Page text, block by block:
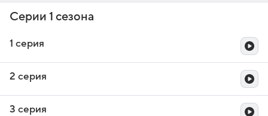
Серии 1 сезона
1 серия
2 серия
3 серия